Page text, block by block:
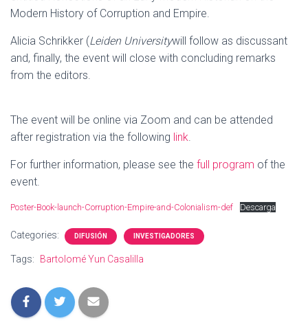
Modern History of Corruption and Empire.
Alicia Schrikker (Leiden Universitywill follow as discussant
and, finally, the event will close with concluding remarks
from the editors.
The event will be online via Zoom and can be attended
after registration via the following link.
For further information, please see the full program of the
event.
Poster-Book-launch-Corruption-Empire-and-Colonialism-def Descarga
Categories: DIFUSIÓN INVESTIGADORES
Tags: Bartolomé Yun Casalilla